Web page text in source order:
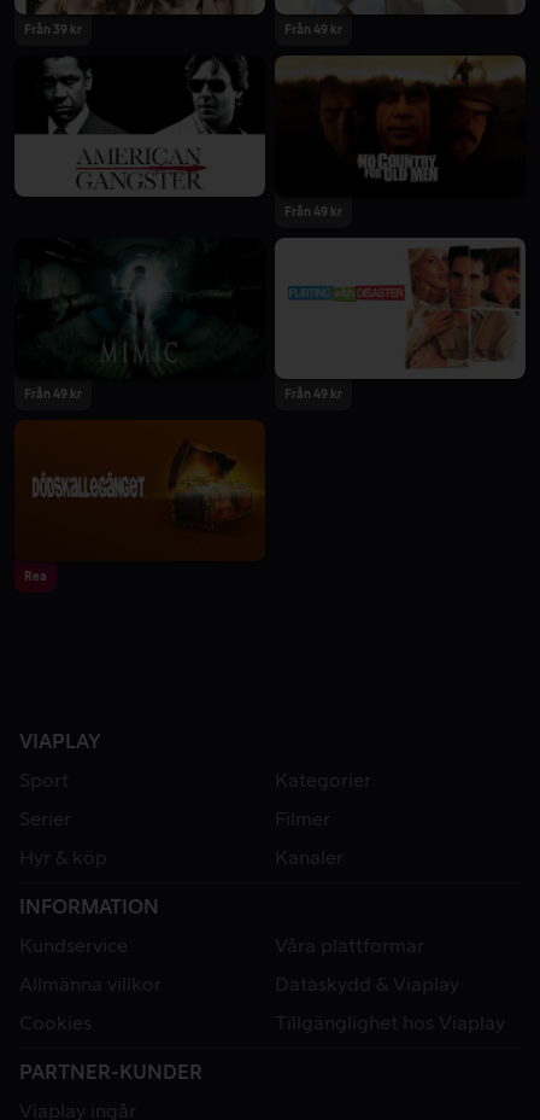
Från 39 kr Från 49 kr
Från 49 kr
Från 49 kr Från 49 kr
Rea
VIAPLAY
Sport
Kategorier
Serier
Filmer
Hyr & köp
Kanaler
INFORMATION
Kundservice
Våra plattformar
Allmänna villkor
Dataskydd & Viaplay
Cookies
Tillgänglighet hos Viaplay
PARTNER-KUNDER
Viaplay ingår